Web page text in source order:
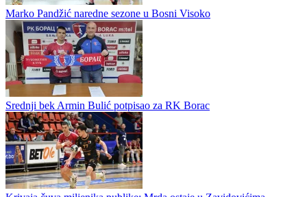
takmičarski ciklus i ulazi u sezonu 2026/27 sa jasnim ambicijama na
domaćoj i evropskoj sceni. Prvo okupljanje zakazano je za...
Sloga dovela tri nova igrača i trenera